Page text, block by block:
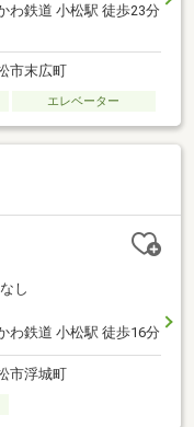
わ鉄道 小松駅 徒歩23分
市末広町
エレベーター
なし
わ鉄道 小松駅 徒歩16分
市浮城町